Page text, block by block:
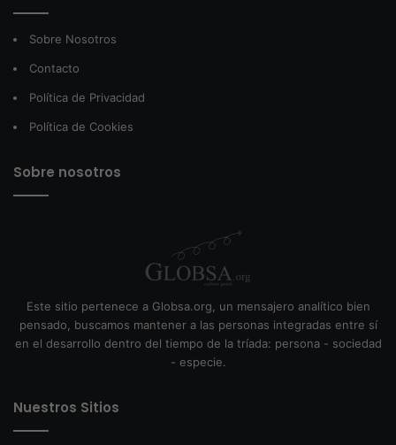
Sobre Nosotros
Contacto
Política de Privacidad
Política de Cookies
Sobre nosotros
Este sitio pertenece a Globsa.org, un mensajero analítico bien
pensado, buscamos mantener a las personas integradas entre sí
en el desarrollo dentro del tiempo de la tríada: persona - sociedad
- especie.
Nuestros Sitios